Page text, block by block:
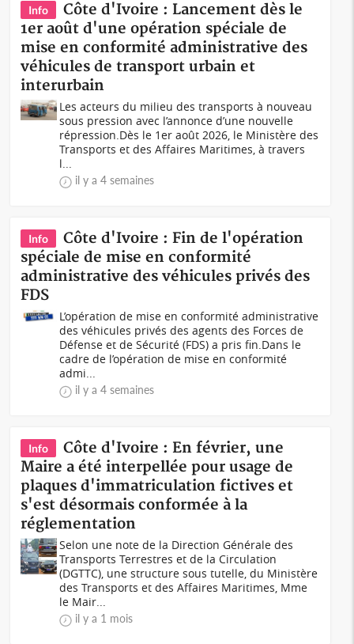
Info
Côte d'Ivoire : Lancement dès le
1er août d'une opération spéciale de
mise en conformité administrative des
véhicules de transport urbain et
interurbain
Les acteurs du milieu des transports à nouveau
sous pression avec l’annonce d’une nouvelle
répression.Dès le 1er août 2026, le Ministère des
Transports et des Affaires Maritimes, à travers
l...
il y a 4 semaines
Info
Côte d'Ivoire : Fin de l'opération
spéciale de mise en conformité
administrative des véhicules privés des
FDS
L’opération de mise en conformité administrative
des véhicules privés des agents des Forces de
Défense et de Sécurité (FDS) a pris fin.Dans le
cadre de l’opération de mise en conformité
admi...
il y a 4 semaines
Info
Côte d'Ivoire : En février, une
Maire a été interpellée pour usage de
plaques d'immatriculation fictives et
s'est désormais conformée à la
réglementation
Selon une note de la Direction Générale des
Transports Terrestres et de la Circulation
(DGTTC), une structure sous tutelle, du Ministère
des Transports et des Affaires Maritimes, Mme
le Mair...
il y a 1 mois